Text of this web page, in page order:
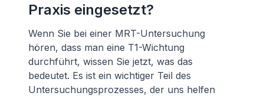
Praxis eingesetzt?
Wenn Sie bei einer MRT-Untersuchung
hören, dass man eine T1-Wichtung
durchführt, wissen Sie jetzt, was das
bedeutet. Es ist ein wichtiger Teil des
Untersuchungsprozesses, der uns helfen